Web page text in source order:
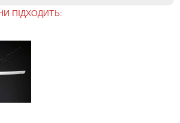
ПІДХОДИТЬ: